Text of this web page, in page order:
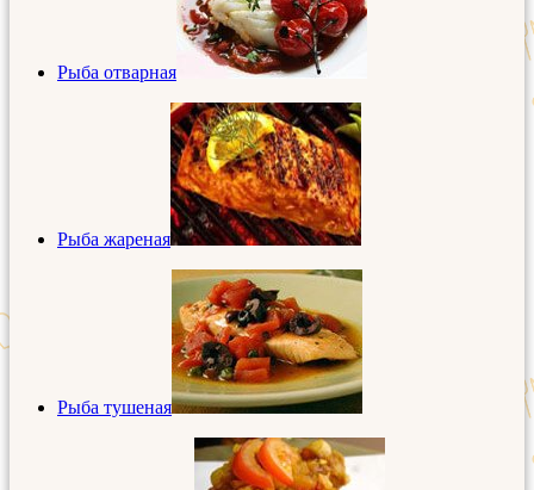
Рыба отварная
Рыба жареная
Рыба тушеная